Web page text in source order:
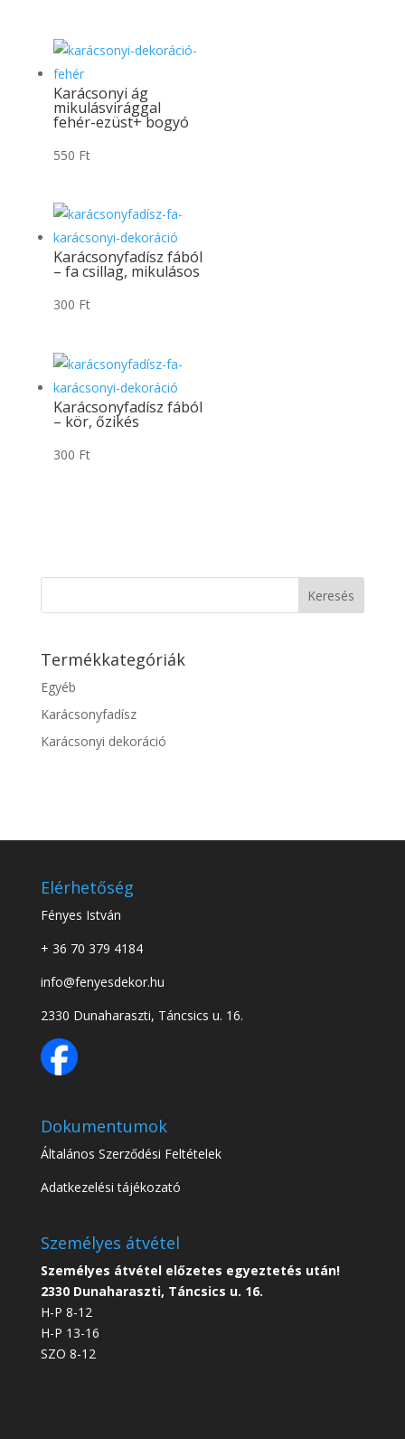
Karácsonyi ág
mikulásvirággal
fehér-ezüst+ bogyó
550 Ft
Karácsonyfadísz fából
– fa csillag, mikulásos
300 Ft
Karácsonyfadísz fából
– kör, őzikés
300 Ft
Keresés
Termékkategóriák
Egyéb
Karácsonyfadísz
Karácsonyi dekoráció
Elérhetőség
Fényes István
+ 36 70 379 4184
info@fenyesdekor.hu
2330 Dunaharaszti, Táncsics u. 16.
Dokumentumok
Általános Szerződési Feltételek
Adatkezelési tájékozató
Személyes átvétel
Személyes átvétel előzetes egyeztetés után!
2330 Dunaharaszti, Táncsics u. 16.
H-P 8-12
H-P 13-16
SZO 8-12